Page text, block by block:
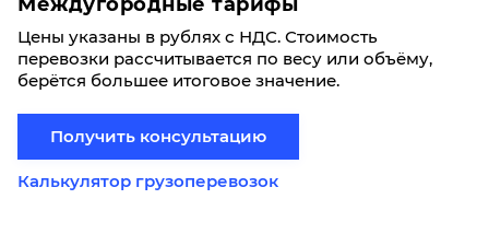
Цены указаны в рублях с НДС. Стоимость
перевозки рассчитывается по весу или объёму,
берётся большее итоговое значение.
Получить консультацию
Калькулятор грузоперевозок